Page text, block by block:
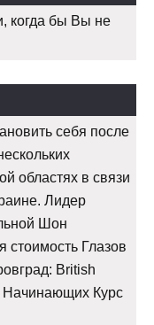
когда бы Вы не
себя после
областях в связи
Лидер
Шон
стоимость Глазов
British
Начинающих Курс